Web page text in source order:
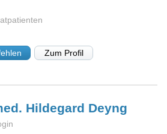
Zum Profil
Hildegard Deyng